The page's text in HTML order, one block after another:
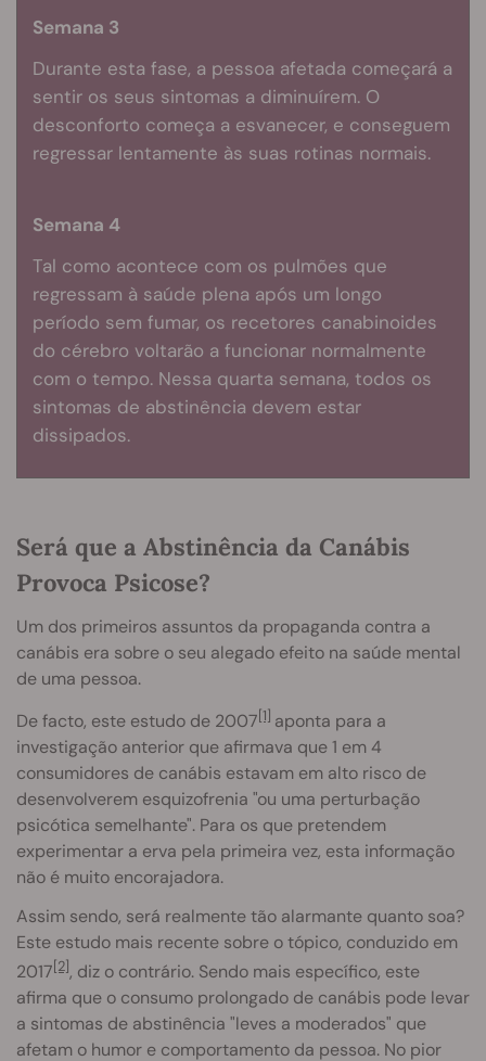
Semana 3
Durante esta fase, a pessoa afetada começará a
sentir os seus sintomas a diminuírem. O
desconforto começa a esvanecer, e conseguem
regressar lentamente às suas rotinas normais.
Semana 4
Tal como acontece com os pulmões que
regressam à saúde plena após um longo
período sem fumar, os recetores canabinoides
do cérebro voltarão a funcionar normalmente
com o tempo. Nessa quarta semana, todos os
sintomas de abstinência devem estar
dissipados.
Será que a Abstinência da Canábis
Provoca Psicose?
Um dos primeiros assuntos da propaganda contra a
canábis era sobre o seu alegado efeito na saúde mental
de uma pessoa.
De facto, este estudo de 2007[1] aponta para a
investigação anterior que afirmava que 1 em 4
consumidores de canábis estavam em alto risco de
desenvolverem esquizofrenia "ou uma perturbação
psicótica semelhante". Para os que pretendem
experimentar a erva pela primeira vez, esta informação
não é muito encorajadora.
Assim sendo, será realmente tão alarmante quanto soa?
Este estudo mais recente sobre o tópico, conduzido em
2017[2], diz o contrário. Sendo mais específico, este
afirma que o consumo prolongado de canábis pode levar
a sintomas de abstinência "leves a moderados" que
afetam o humor e comportamento da pessoa. No pior